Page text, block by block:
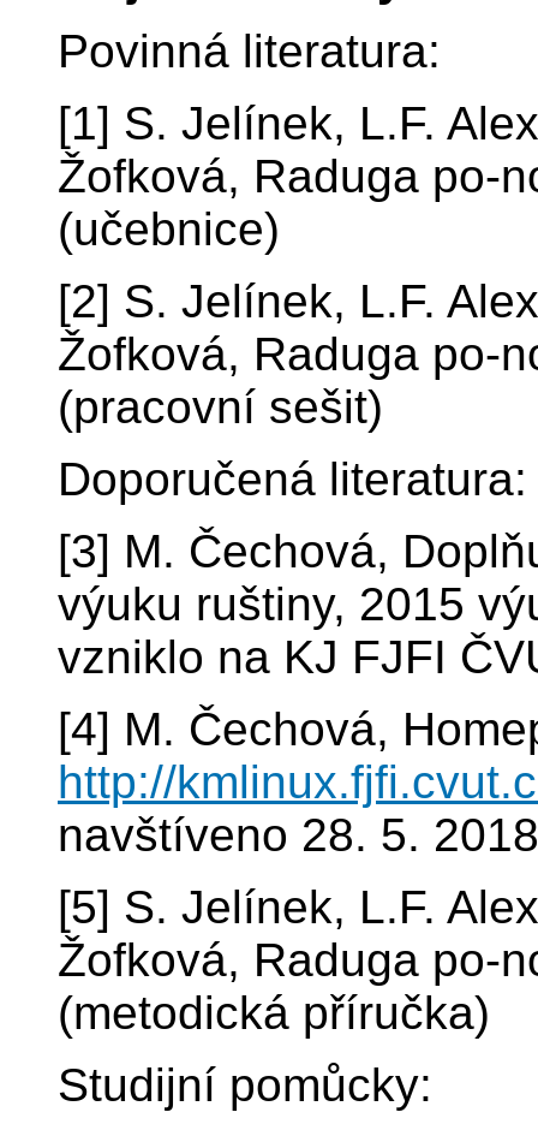
Povinná literatura:
[1] S. Jelínek, L.F.
Žofková, Raduga po-
(učebnice)
[2] S. Jelínek, L.F.
Žofková, Raduga po-
(pracovní sešit)
Doporučená literatura:
[3] M. Čechová,
výuku ruštiny, 2015
vzniklo na KJ FJFI
[4] M. Čechová,
http://
navštíveno 28. 5. 2018
[5] S. Jelínek, L.F.
Žofková, Raduga po-
(metodická příručka)
Studijní pomůcky: